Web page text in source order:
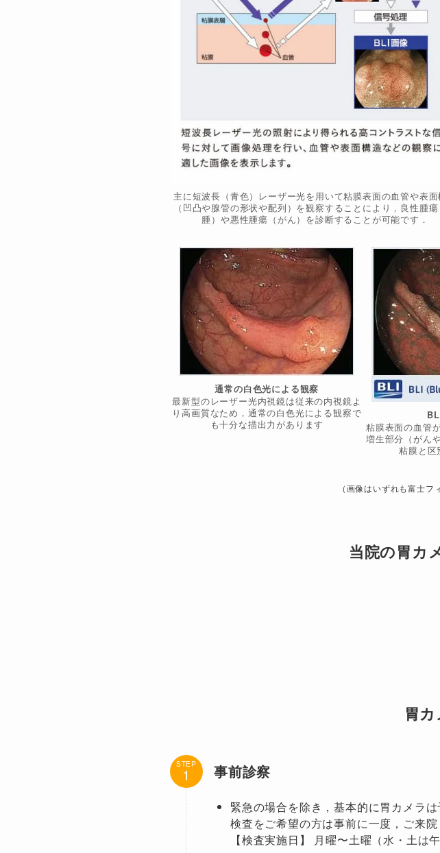
主に短波長（青色）レーザー光を用いて粘膜表面の血管や表面
（凹凸や腺管の形状や配列）を観察することにより，良性腫
腫）や悪性腫瘍（がん）を診断することが可能です．
通常の白色光による観察
最新型のレーザー光内視鏡は従来の内視鏡よ
り高画質なため，通常の白色光による観察で
も十分な描出力があります
粘膜表面の血管
増生部分（がん
粘膜と区
（画像はいずれも富士フ
当院の胃カ
胃
STEP 事前診察
緊急の場合を除き，基本的に胃カメラは
検査をご希望の方は事前に一度，ご来院
【検査実施日】 月曜〜土曜（水・土は